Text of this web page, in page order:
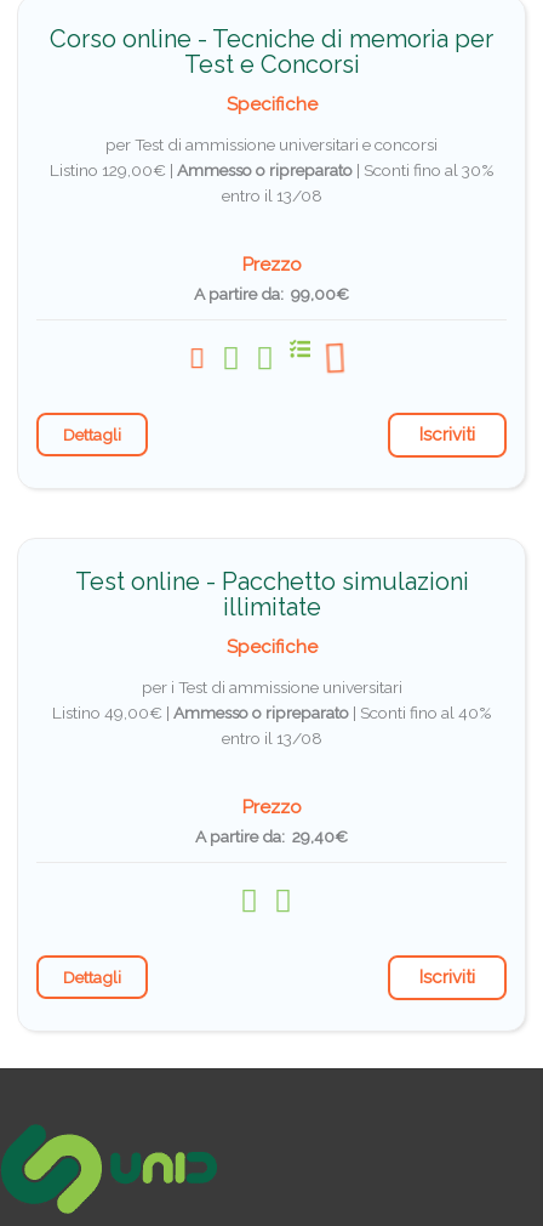
Corso online - Tecniche di memoria per
Test e Concorsi
Specifiche
per Test di ammissione universitari e concorsi
Listino 129,00€ | Ammesso o ripreparato| Sconti fino al 30%
entro il 13/08
Prezzo
A partire da: 99,00€
Dettagli Iscriviti
Test online - Pacchetto simulazioni
illimitate
Specifiche
per i Test di ammissione universitari
Listino 49,00€ | Ammesso o ripreparato| Sconti fino al 40%
entro il 13/08
Prezzo
A partire da: 29,40€
Dettagli Iscriviti